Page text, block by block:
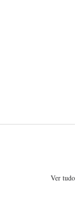
Ver tudo